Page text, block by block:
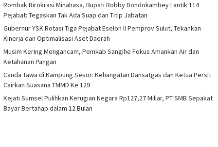
Rombak Birokrasi Minahasa, Bupati Robby Dondokambey Lantik 114
Pejabat: Tegaskan Tak Ada Suap dan Titip Jabatan
Gubernur YSK Rotasi Tiga Pejabat Eselon II Pemprov Sulut, Tekankan
Kinerja dan Optimalisasi Aset Daerah
Musim Kering Mengancam, Pemkab Sangihe Fokus Amankan Air dan
Ketahanan Pangan
Canda Tawa di Kampung Sesor: Kehangatan Dansatgas dan Ketua Persit
Cairkan Suasana TMMD Ke 129
Kejati Sumsel Pulihkan Kerugian Negara Rp127,27 Miliar, PT SMB Sepakat
Bayar Bertahap dalam 12 Bulan